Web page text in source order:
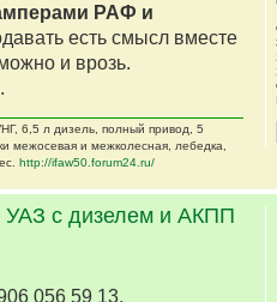
РАФ и
есть смысл вместе
и врозь.
6,5 л дизель, полный привод, 5
межосевая и межколесная, лебедка,
http://ifaw50.forum24.ru/
УАЗ с дизелем и АКПП
056 59 13.